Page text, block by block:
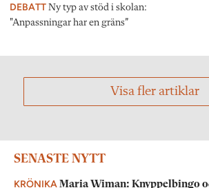
DEBATT Ny typ av stöd i skolan:
"Anpassningar har en gräns”
Visa fler artiklar
SENASTE NYTT
KRÖNIKA Maria Wiman: Knyppelbingo